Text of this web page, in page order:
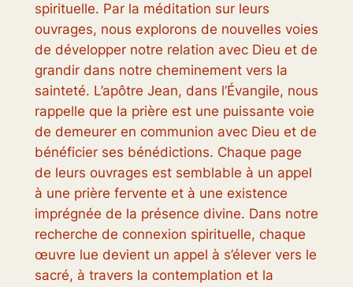
spirituelle. Par la méditation sur leurs
ouvrages, nous explorons de nouvelles voies
de développer notre relation avec Dieu et de
grandir dans notre cheminement vers la
sainteté. L’apôtre Jean, dans l’Évangile, nous
rappelle que la prière est une puissante voie
de demeurer en communion avec Dieu et de
bénéficier ses bénédictions. Chaque page
de leurs ouvrages est semblable à un appel
à une prière fervente et à une existence
imprégnée de la présence divine. Dans notre
recherche de connexion spirituelle, chaque
œuvre lue devient un appel à s’élever vers le
sacré, à travers la contemplation et la